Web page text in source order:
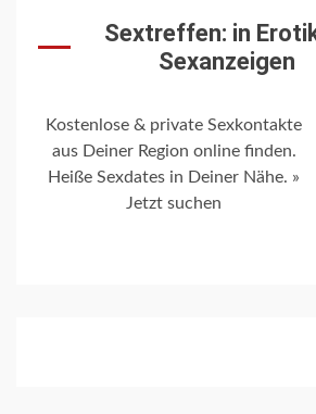
Sextreffen: in
Sexanzeigen
Kostenlose & private Sexkontakte
aus Deiner Region online finden.
Heiße Sexdates in Deiner Nähe. »
Jetzt suchen